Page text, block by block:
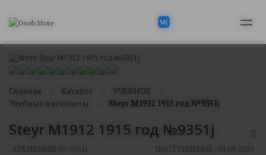
Главная Каталог
УЧЕБНОЕ
Учебные пистолеты
Steyr M1912 1915 год №9351j
Steyr M1912 1915 год №9351j